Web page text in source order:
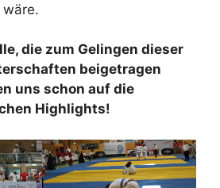
die zum Gelingen dieser
beigetragen
uns schon auf die
Highlights!